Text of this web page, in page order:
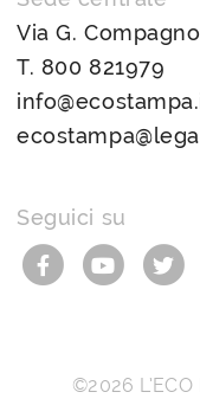
Via G.
T. 800 821979
Seguici su
©2026